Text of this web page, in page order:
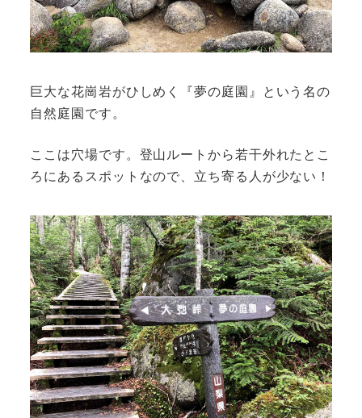
巨大な花崗岩がひしめく『夢の庭園』という名の
自然庭園です。
ここは穴場です。登山ルートから若干外れたとこ
ろにあるスポットなので、立ち寄る人が少ない！